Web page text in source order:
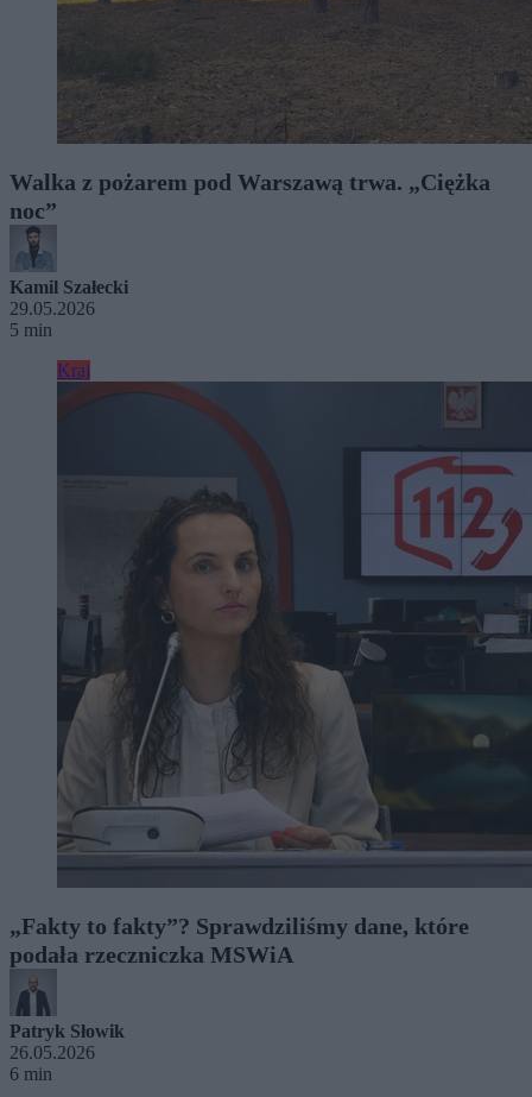
Walka z pożarem pod Warszawą trwa. „Ciężka
noc”
Kamil Szałecki
29.05.2026
5 min
Kraj
„Fakty to fakty”? Sprawdziliśmy dane, które
podała rzeczniczka MSWiA
Patryk Słowik
26.05.2026
6 min